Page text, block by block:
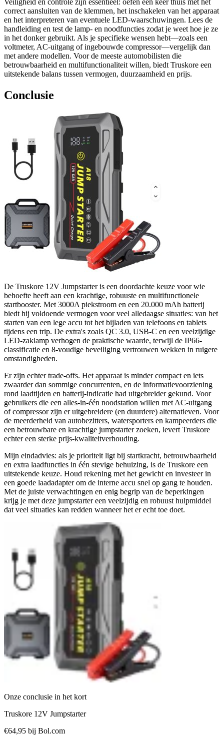
correct aansluiten van de klemmen, het inschakelen van het apparaat
en het interpreteren van eventuele LED-waarschuwingen. Lees de
handleiding en test de lamp- en noodfuncties zodat je weet hoe je ze
in het donker gebruikt. Als je specifieke wensen hebt—zoals een
voltmeter, AC‑uitgang of ingebouwde compressor—vergelijk dan
met andere modellen. Voor de meeste automobilisten die
betrouwbaarheid en multifunctionaliteit willen, biedt Truskore een
uitstekende balans tussen vermogen, duurzaamheid en prijs.
Conclusie
De Truskore 12V Jumpstarter is een doordachte keuze voor wie
behoefte heeft aan een krachtige, robuuste en multifunctionele
startbooster. Met 3000A piekstroom en een 20.000 mAh batterij
biedt hij voldoende vermogen voor veel alledaagse situaties: van het
starten van een lege accu tot het bijladen van telefoons en tablets
tijdens een trip. De extra's zoals QC 3.0, USB-C en een veelzijdige
LED-zaklamp verhogen de praktische waarde, terwijl de IP66-
classificatie en 8-voudige beveiliging vertrouwen wekken in ruigere
omstandigheden.
Er zijn echter trade-offs. Het apparaat is minder compact en iets
zwaarder dan sommige concurrenten, en de informatievoorziening
rond laadtijden en batterij-indicatie had uitgebreider gekund. Voor
gebruikers die een alles-in-één noodstation willen met AC-uitgang
of compressor zijn er uitgebreidere (en duurdere) alternatieven. Voor
de meerderheid van autobezitters, watersporters en kampeerders die
een betrouwbare en krachtige jumpstarter zoeken, levert Truskore
echter een sterke prijs-kwaliteitverhouding.
Mijn eindadvies: als je prioriteit ligt bij startkracht, betrouwbaarheid
en extra laadfuncties in één stevige behuizing, is de Truskore een
uitstekende keuze. Houd rekening met het gewicht en investeer in
een goede laadadapter om de interne accu snel op gang te houden.
Met de juiste verwachtingen en enig begrip van de beperkingen
krijg je met deze jumpstarter een veelzijdig en robuust hulpmiddel
dat veel situaties kan redden wanneer het er echt toe doet.
Onze conclusie in het kort
Truskore 12V Jumpstarter
€64,95 bij Bol.com